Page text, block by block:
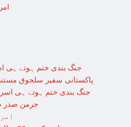
جنگ بندی ختم ہوتے ہی اسرئیل
پاکستانی سفیر سلجوق
جنگ بندی ختم ہوتے ہی اسرائیل
جرمن صدر